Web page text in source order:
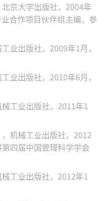
京大学出版社，2004年
合作项目伙伴组主编，参
业出版社，2009年1月，
业出版社，2010年6月，
工业出版社，2011年1
机械工业出版社，2012
四届中国管理科学学会
工业出版社，2012年1